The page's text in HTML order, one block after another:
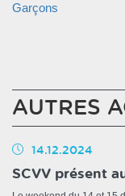
Garçons
AUTRES
14.12.2024
SCVV présent